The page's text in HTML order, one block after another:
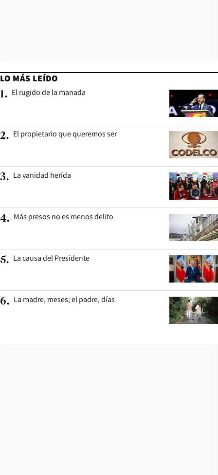
LO MÁS LEÍDO
1. El rugido de la manada
2. El propietario que queremos ser
3. La vanidad herida
4. Más presos no es menos delito
5. La causa del Presidente
6. La madre, meses; el padre, días